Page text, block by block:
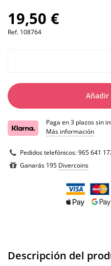
19,50 €
Ref. 108764
Añadir
Paga en 3 plazos sin
Más información
Pedidos telefónicos:965 641
Ganarás 195 Divercoins
Descripción del